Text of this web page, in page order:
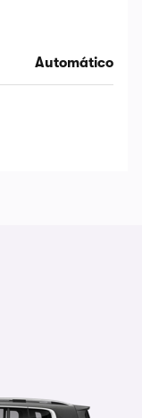
Automático